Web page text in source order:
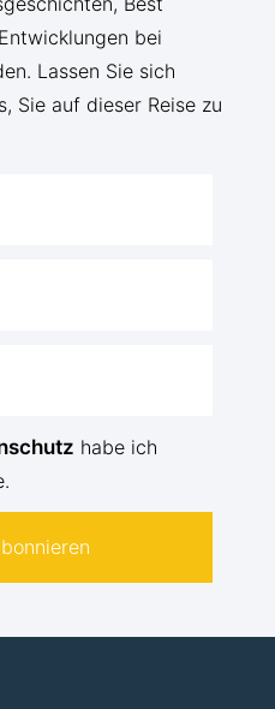
bei
Lassen Sie sich
Sie auf dieser Reise zu
habe ich